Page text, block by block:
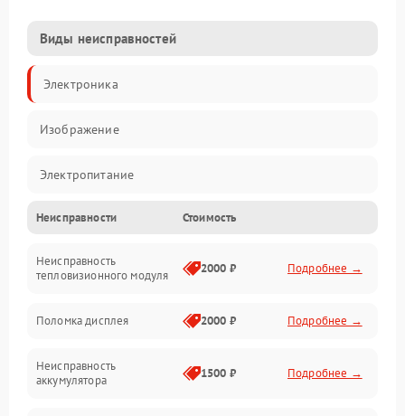
Виды неисправностей
Электроника
Изображение
Электропитание
Измерения
Матрица
Неисправности Стоимость
Неисправность
тепловизионного модуля
2000 ₽ Подробнее →
Поломка дисплея 2000 ₽ Подробнее →
Неисправность
аккумулятора
1500 ₽ Подробнее →